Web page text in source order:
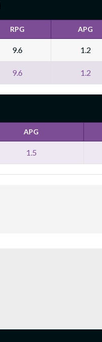
RPG APG
9.6 1.2
9.6 1.2
APG
1.5